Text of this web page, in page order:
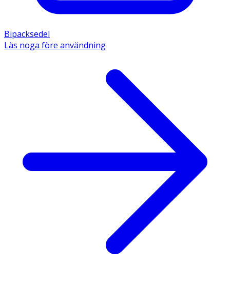
Bipacksedel
Läs noga före användning